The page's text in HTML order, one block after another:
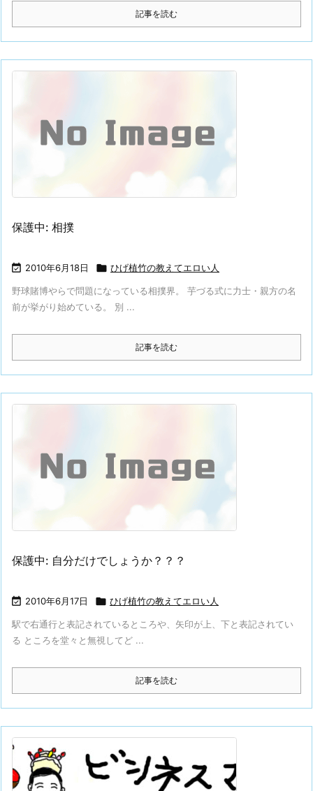
記事を読む
保護中: 相撲
 2010年6月18日  ひげ植竹の教えてエロい人
野球賭博やらで問題になっている相撲界。 芋づる式に力士・親方の名
前が挙がり始めている。 別 ...
記事を読む
保護中: 自分だけでしょうか？？？
 2010年6月17日  ひげ植竹の教えてエロい人
駅で右通行と表記されているところや、矢印が上、下と表記されてい
る ところを堂々と無視してど ...
記事を読む